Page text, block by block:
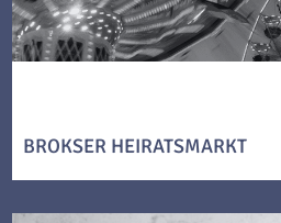
BROKSER HEIRATSMARKT